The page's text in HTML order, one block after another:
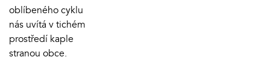
oblíbeného cyklu
nás uvítá v tichém
prostředí kaple
stranou obce.